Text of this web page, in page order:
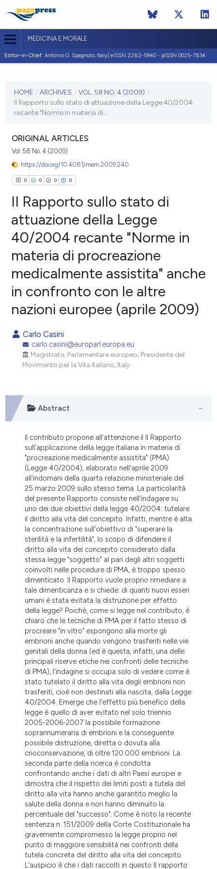
MEDICINA E MORALE
Editor-in-Chief: Antonio G. Spagnolo, Italy| eISSN 2282-5940 - pISSN 0025-7834
VOL. 58 NO. 4 (2009)
HOME / ARCHIVES / VOL. 58 NO. 4 (2009) /
II Rapporto sullo stato di attuazione della Legge 40/2004
recante "Norme in materia di...
ORIGINAL ARTICLES
Vol. 58 No. 4 (2009)
https://doi.org/10.4081/mem.2009.240
0 0 0 0
Citing Publications
Supporting
Mentioning
Contrasting
how this article has been
scite.ai
shows how a scientific paper
describing whether
mentions, or contrasts
in which section the
was made.
II Rapporto sullo stato di
attuazione della Legge
40/2004 recante "Norme in
materia di procreazione
medicalmente assistita" anche
in confronto con le altre
nazioni europee (aprile 2009)
Carlo Casini
carlo.casini@europarl.europa.eu
Magistrato; Parlamentare europeo; Presidente del
Movimento per la Vita italiano, Italy.
Abstract
Il contributo propone all'attenzione il II Rapporto
sull'applicazione della legge italiana in materia di
"procreazione medicalmente assistita" (PMA)
(Legge 40/2004), elaborato nell'aprile 2009
all'indomani della quarta relazione ministeriale del
25 marzo 2009 sullo stesso tema. La particolarità
del presente Rapporto consiste nell'indagare su
uno dei due obiettivi della legge 40/2004: tutelare
il diritto alla vita del concepito. Infatti, mentre è alta
la concentrazione sull'obiettivo di "superare la
sterilità e la infertilità", lo scopo di difendere il
diritto alla vita del concepito considerato dalla
stessa legge "soggetto" al pari degli altri soggetti
coinvolti nelle procedure di PMA, è troppo spesso
dimenticato. Il Rapporto vuole proprio rimediare a
tale dimenticanza e si chiede: di quanti nuovi esseri
umani è stata evitata la distruzione per effetto
della legge? Poichè, come si legge nel contributo, è
chiaro che le tecniche di PMA per il fatto stesso di
procreare "in vitro" espongono alla morte gli
embrioni anche quando vengono trasferiti nelle vie
genitali della donna (ed è questa, infatti, una delle
principali riserve etiche nei confronti delle tecniche
di PMA), l'indagine si occupa solo di vedere come è
stato tutelato il diritto alla vita degli embrioni non
trasferiti, cioè non destinati alla nascita, dalla Legge
40/2004. Emerge che l'effetto più benefico della
legge è quello di aver evitato nel solo triennio
2005-2006-2007 la possibile formazione
soprannumeraria di embrioni e la conseguente
possibile distruzione, diretta o dovuta alla
crioconservazione, di oltre 120.000 embrioni. La
seconda parte della ricerca è condotta
confrontando anche i dati di altri Paesi europei e
dimostra che il rispetto dei limiti posti a tutela del
diritto alla vita hanno anche garantito meglio la
salute della donna e non hanno diminuito la
percentuale del "successo". Come è noto la recente
sentenza n. 151/2009 della Corte Costituzionale ha
gravemente compromesso la legge proprio nel
punto di maggiore sensibilità nei confronti della
tutela concreta del diritto alla vita del concepito.
L'auspicio è che i dati raccolti in questo II rapporto